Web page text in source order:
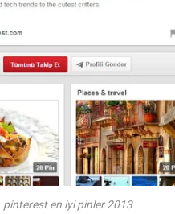
pinterest en iyi pinler 2013